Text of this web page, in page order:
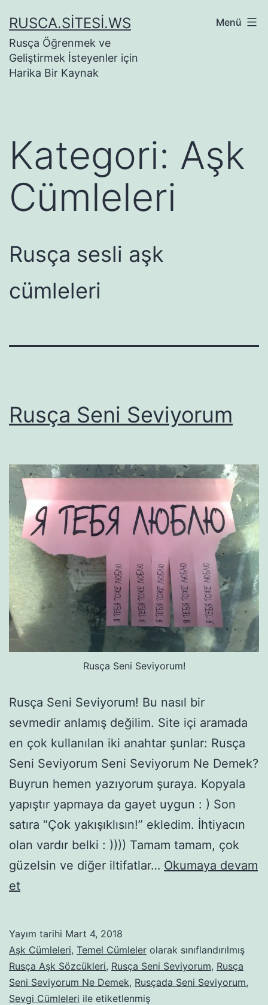
geçRUSCA.SITESI.WS
Rusça Öğrenmek ve
Geliştirmek İsteyenler için
Harika Bir Kaynak
Menü
Kategori: Aşk
Cümleleri
Rusça sesli aşk
cümleleri
Rusça Seni Seviyorum
Rusça Seni Seviyorum!
Rusça Seni Seviyorum! Bu nasıl bir
sevmedir anlamış değilim. Site içi aramada
en çok kullanılan iki anahtar şunlar: Rusça
Seni Seviyorum Seni Seviyorum Ne Demek?
Buyrun hemen yazıyorum şuraya. Kopyala
yapıştır yapmaya da gayet uygun : ) Son
satıra “Çok yakışıklısın!” ekledim. İhtiyacın
olan vardır belki : )))) Tamam tamam, çok
güzelsin ve diğer iltifatlar… Okumaya devam
etRusça
Yayım tarihi Mart 4, 2018
Aşk Cümleleri, Temel Cümleler olarak sınıflandırılmış
Rusça Aşk Sözcükleri, Rusça Seni Seviyorum, Rusça
Seni Seviyorum Ne Demek, Rusçada Seni Seviyorum,
Sevgi Cümleleri ile etiketlenmiş